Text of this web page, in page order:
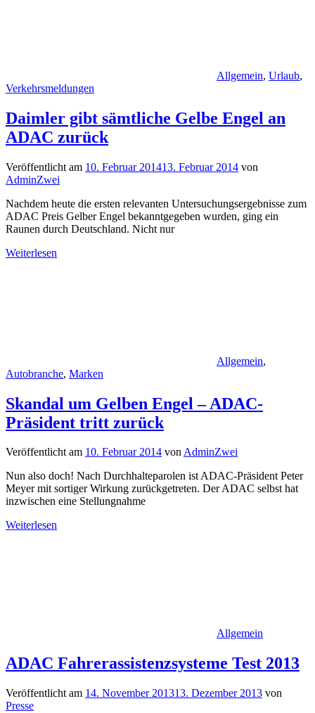
Allgemein, Urlaub,
Verkehrsmeldungen
Daimler gibt sämtliche Gelbe Engel an
ADAC zurück
Veröffentlicht am 10. Februar 201413. Februar 2014 von
AdminZwei
Nachdem heute die ersten relevanten Untersuchungsergebnisse zum
ADAC Preis Gelber Engel bekanntgegeben wurden, ging ein
Raunen durch Deutschland. Nicht nur
Weiterlesen
Allgemein,
Autobranche, Marken
Skandal um Gelben Engel – ADAC-
Präsident tritt zurück
Veröffentlicht am 10. Februar 2014 vonAdminZwei
Nun also doch! Nach Durchhalteparolen ist ADAC-Präsident Peter
Meyer mit sortiger Wirkung zurückgetreten. Der ADAC selbst hat
inzwischen eine Stellungnahme
Weiterlesen
Allgemein
ADAC Fahrerassistenzsysteme Test 2013
Veröffentlicht am 14. November 201313. Dezember 2013 von
Presse